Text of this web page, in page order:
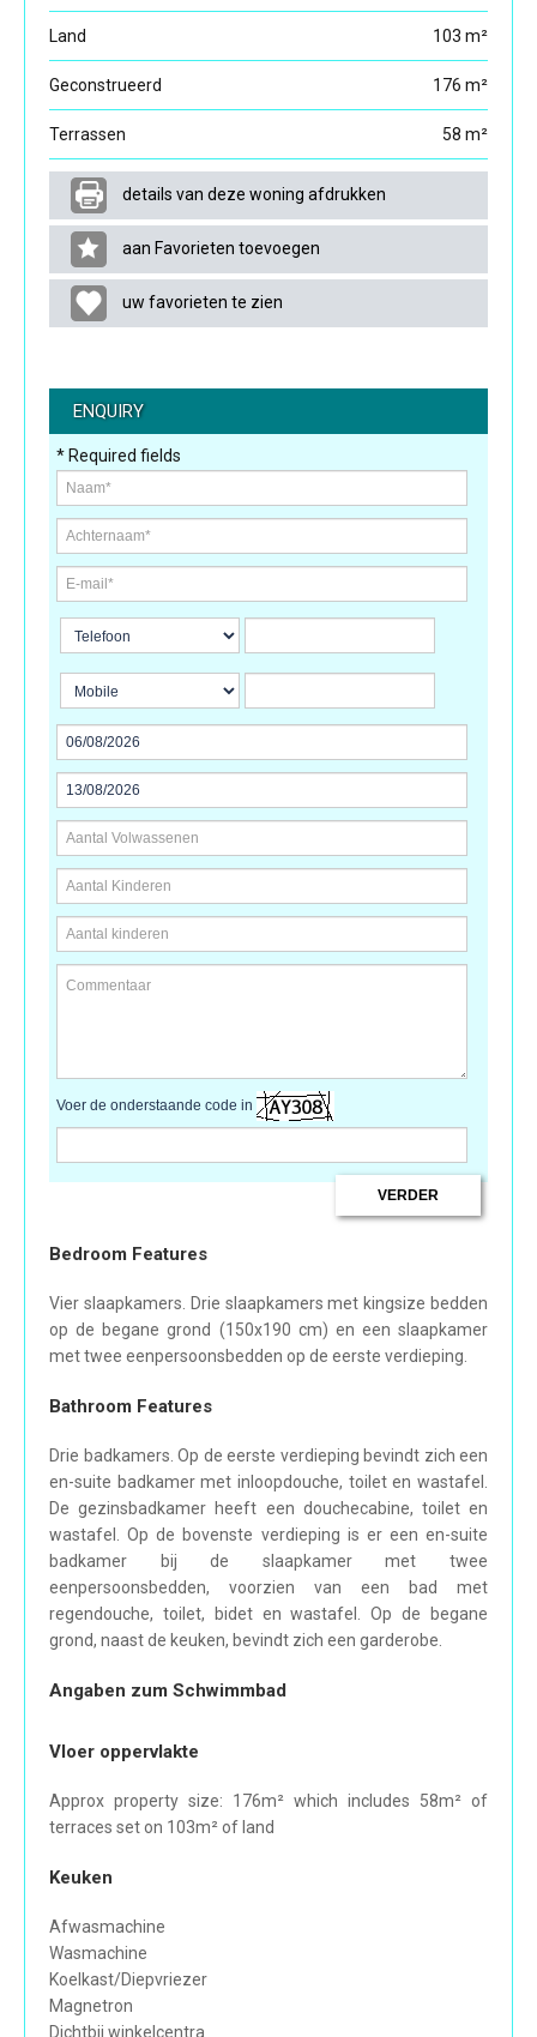
Land 103 m²
Geconstrueerd 176 m²
Terrassen 58 m²
details van deze woning afdrukken
aan Favorieten toevoegen
uw favorieten te zien
ENQUIRY
* Required fields
Voer de onderstaande code in
Bedroom Features
Vier slaapkamers. Drie slaapkamers met kingsize bedden
op de begane grond (150x190 cm) en een slaapkamer
met twee eenpersoonsbedden op de eerste verdieping.
Bathroom Features
Drie badkamers. Op de eerste verdieping bevindt zich een
en-suite badkamer met inloopdouche, toilet en wastafel.
De gezinsbadkamer heeft een douchecabine, toilet en
wastafel. Op de bovenste verdieping is er een en-suite
badkamer bij de slaapkamer met twee
eenpersoonsbedden, voorzien van een bad met
regendouche, toilet, bidet en wastafel. Op de begane
grond, naast de keuken, bevindt zich een garderobe.
Angaben zum Schwimmbad
Vloer oppervlakte
Approx property size: 176m² which includes 58m² of
terraces set on 103m² of land
Keuken
Afwasmachine
Wasmachine
Koelkast/Diepvriezer
Magnetron
Dichtbij winkelcentra